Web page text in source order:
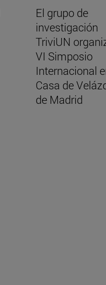
El grupo de
investigación
TriviUN
VI Simposio
Internacional
Casa de
de Madrid